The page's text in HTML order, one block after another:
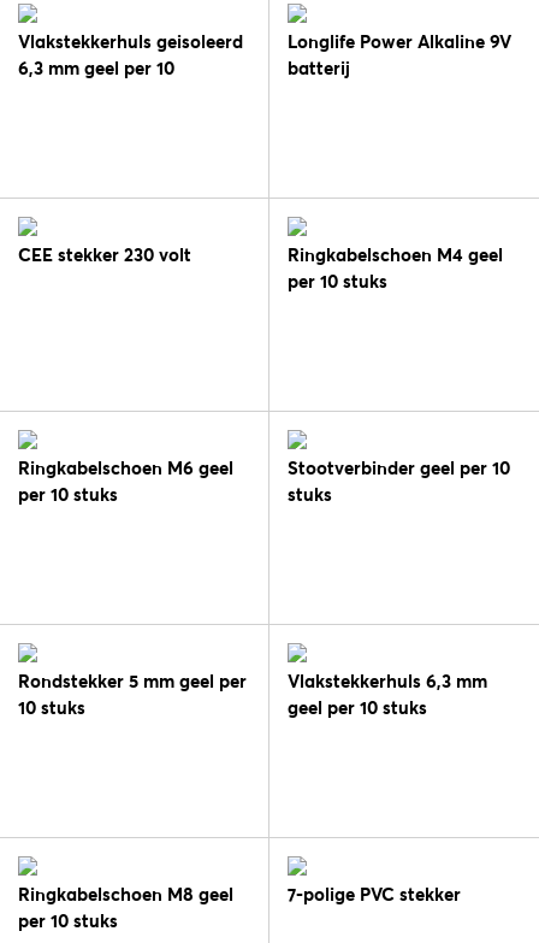
Vlakstekkerhuls geisoleerd
6,3 mm geel per 10
Longlife Power Alkaline 9V
batterij
CEE stekker 230 volt
Ringkabelschoen M4 geel
per 10 stuks
Ringkabelschoen M6 geel
per 10 stuks
Stootverbinder geel per 10
stuks
Rondstekker 5 mm geel per
10 stuks
Vlakstekkerhuls 6,3 mm
geel per 10 stuks
Ringkabelschoen M8 geel
per 10 stuks
7-polige PVC stekker